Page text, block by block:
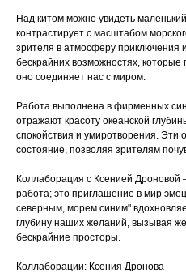
Над китом можно увидеть
контрастирует с масштабом
зрителя в атмосферу приключения
бескрайних возможностях, которые
оно соединяет нас с миром.
Работа выполнена в фирменных
отражают красоту океанской
спокойствия и умиротворения. Эти
состояние, позволяя зрителям
Коллаборация с Ксенией Дроновой
работа; это приглашение в мир
северным, морем синим"
глубину наших желаний, вызывая
бескрайние просторы.
Коллаборации: Ксения Дронова